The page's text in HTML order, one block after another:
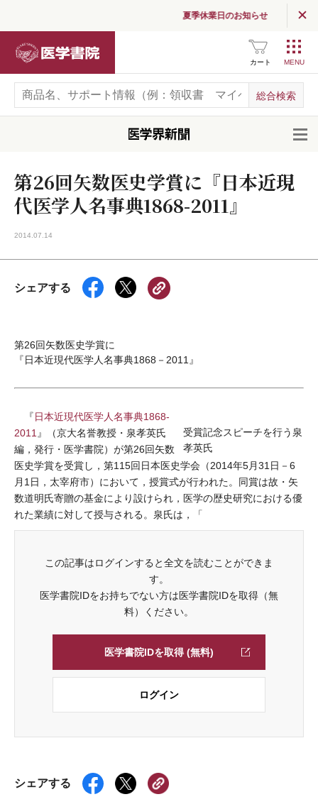
夏季休業日のお知らせ
カート
第26回矢数医史学賞に『日本近現
代医学人名事典1868-2011』
2014.07.14
シェアする
第26回矢数医史学賞に
『日本近現代医学人名事典1868－2011』
受賞記念スピーチを行う泉
孝英氏
『日本近現代医学人名事典1868-
2011 』（京大名誉教授・泉孝英氏
編，発行・医学書院）が第26回矢数
医史学賞を受賞し，第115回日本医史学会（2014年5月31日－6
月1日，太宰府市）において，授賞式が行われた。同賞は故・矢
数道明氏寄贈の基金により設けられ，医学の歴史研究における優
れた業績に対して授与される。泉氏は，「
この記事はログインすると全文を読むことができま
す。
医学書院IDをお持ちでない方は医学書院IDを取得（無
料）ください。
医学書院IDを取得 (無料)
ログイン
シェアする